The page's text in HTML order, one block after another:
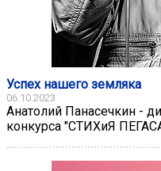
Успех нашего земляка
06.10.2023
Анатолий Панасечкин -
конкурса "СТИХиЯ